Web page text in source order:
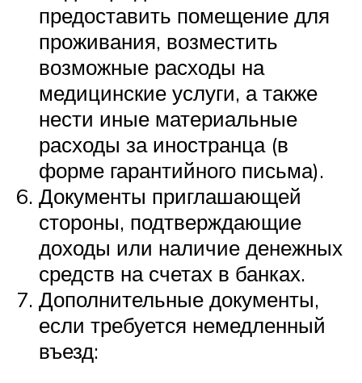
предоставить помещение для
проживания, возместить
возможные расходы на
медицинские услуги, а также
нести иные материальные
расходы за иностранца (в
форме гарантийного письма).
Документы приглашающей
стороны, подтверждающие
доходы или наличие денежных
средств на счетах в банках.
Дополнительные документы,
если требуется немедленный
въезд: